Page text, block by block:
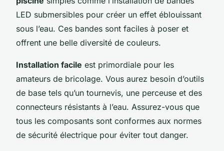
LED submersibles pour créer un effet éblouissant
sous l’eau. Ces bandes sont faciles à poser et
offrent une belle diversité de couleurs.
Installation facile est primordiale pour les
amateurs de bricolage. Vous aurez besoin d’outils
de base tels qu’un tournevis, une perceuse et des
connecteurs résistants à l’eau. Assurez-vous que
tous les composants sont conformes aux normes
de sécurité électrique pour éviter tout danger.